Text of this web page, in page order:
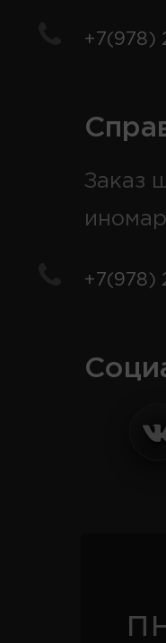
+7(978)
Заказ
+7(978)